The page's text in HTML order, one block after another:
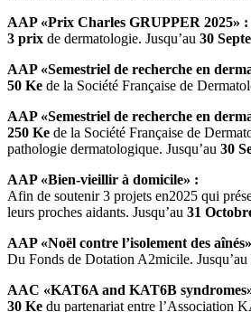
AAP «Prix Charles GRUPPER 2025» :
3 prix de dermatologie. Jusqu’au 30
AAP «Semestriel de recherche en
50 Ke de la Société Française de
AAP «Semestriel de recherche en
250 Ke de la Société Française de
pathologie dermatologique. Jusqu’au 30
AAP «Bien-vieillir à domicile» :
Afin de soutenir 3 projets en2025 qui
leurs proches aidants. Jusqu’au 31
AAP «Noël contre l’isolement des
Du Fonds de Dotation A2micile. Jusqu’au
AAC «KAT6A and KAT6B
30 Ke du partenariat entre l’Association